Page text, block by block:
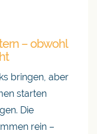
– obwohl
bringen, aber
starten
Die
rein –